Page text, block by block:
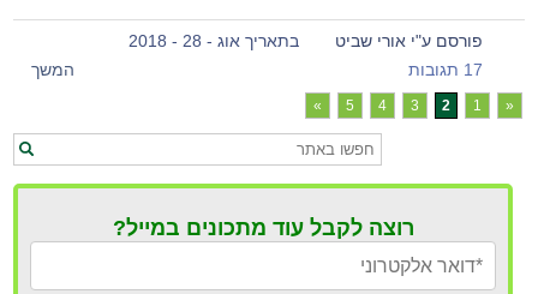
פורסם ע"י אורי שביט
בתאריך אוג - 28 - 2018
17 תגובות
המשך
«
1
2
3
4
5
»
רוצה לקבל עוד מתכונים במייל?